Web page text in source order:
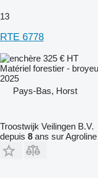
13
RTE 6778
325 € HT
Matériel forestier -
2025
Pays-Bas, Horst
Troostwijk Veilingen B.V.
depuis 8 ans sur Agroline